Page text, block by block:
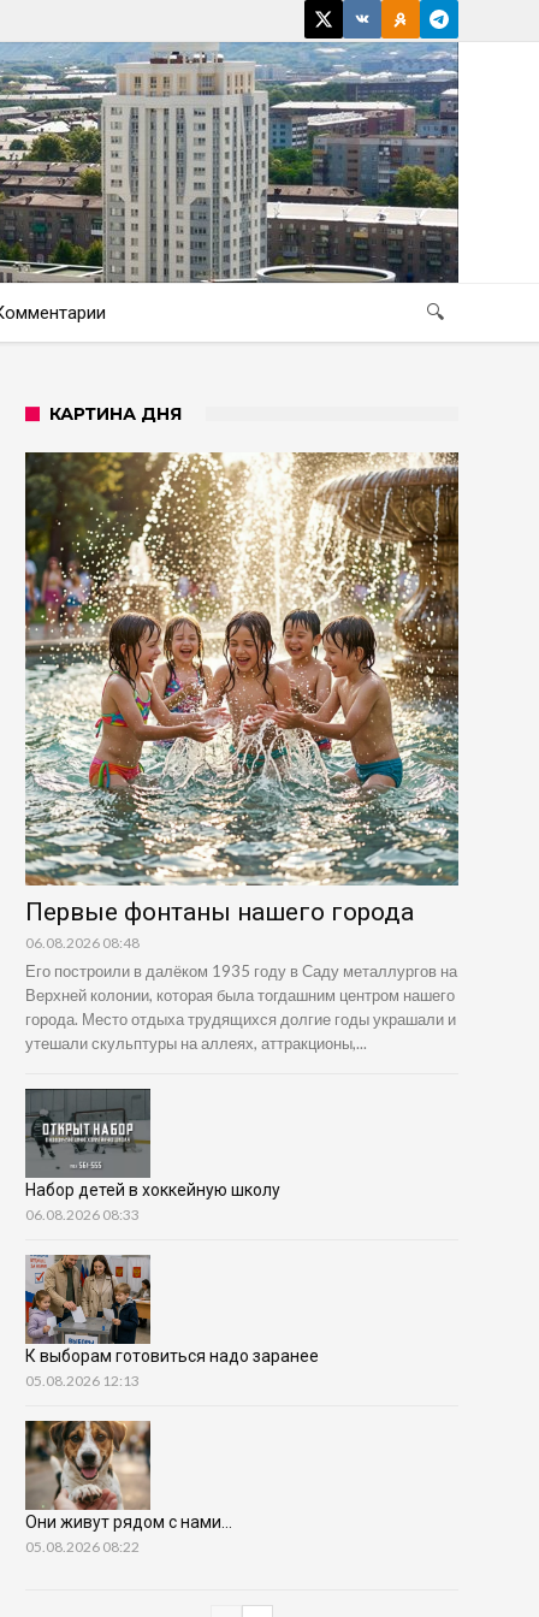
🔍
КАРТИНА ДНЯ
Первые фонтаны нашего города
06.08.2026 08:48
Его построили в далёком 1935 году в Саду металлургов на
Верхней колонии, которая была тогдашним центром нашего
города. Место отдыха трудящихся долгие годы украшали и
утешали скульптуры на аллеях, аттракционы,...
Набор детей в хоккейную школу
06.08.2026 08:33
К выборам готовиться надо заранее
05.08.2026 12:13
Они живут рядом с нами…
05.08.2026 08:22